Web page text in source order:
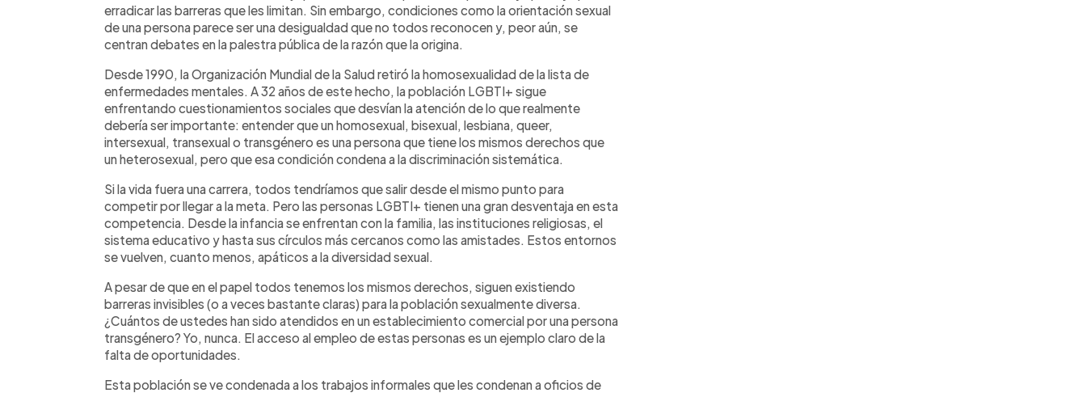
erradicar las barreras que les limitan. Sin embargo, condiciones como la orientación sexual
de una persona parece ser una desigualdad que no todos reconocen y, peor aún, se
centran debates en la palestra pública de la razón que la origina.
Desde 1990, la Organización Mundial de la Salud retiró la homosexualidad de la lista de
enfermedades mentales. A 32 años de este hecho, la población LGBTI+ sigue
enfrentando cuestionamientos sociales que desvían la atención de lo que realmente
debería ser importante: entender que un homosexual, bisexual, lesbiana, queer,
intersexual, transexual o transgénero es una persona que tiene los mismos derechos que
un heterosexual, pero que esa condición condena a la discriminación sistemática.
Si la vida fuera una carrera, todos tendríamos que salir desde el mismo punto para
competir por llegar a la meta. Pero las personas LGBTI+ tienen una gran desventaja en esta
competencia. Desde la infancia se enfrentan con la familia, las instituciones religiosas, el
sistema educativo y hasta sus círculos más cercanos como las amistades. Estos entornos
se vuelven, cuanto menos, apáticos a la diversidad sexual.
A pesar de que en el papel todos tenemos los mismos derechos, siguen existiendo
barreras invisibles (o a veces bastante claras) para la población sexualmente diversa.
¿Cuántos de ustedes han sido atendidos en un establecimiento comercial por una persona
transgénero? Yo, nunca. El acceso al empleo de estas personas es un ejemplo claro de la
falta de oportunidades.
Esta población se ve condenada a los trabajos informales que les condenan a oficios de